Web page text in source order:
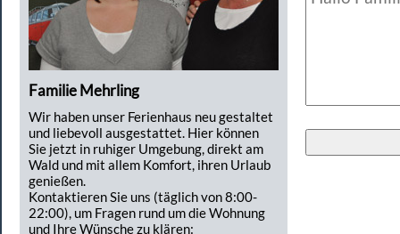
Familie Mehrling
Wir haben unser Ferienhaus neu gestaltet
und liebevoll ausgestattet. Hier können
Sie jetzt in ruhiger Umgebung, direkt am
Wald und mit allem Komfort, ihren Urlaub
genießen.
Kontaktieren Sie uns (täglich von 8:00-
22:00), um Fragen rund um die Wohnung
und Ihre Wünsche zu klären: